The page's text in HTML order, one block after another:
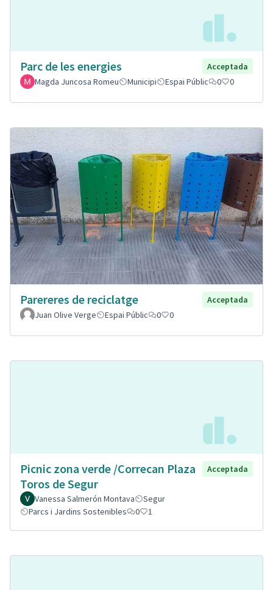
Parc de les energies
Acceptada
Magda Juncosa Romeu
Municipi Espai Públic 0 0
Parereres de reciclatge
Acceptada
Juan Olive Verge
Espai Públic 0 0
Picnic zona verde /Correcan Plaza
Toros de Segur
Acceptada
Vanessa Salmerón Montava
Segur
Parcs i Jardins Sostenibles
0 1